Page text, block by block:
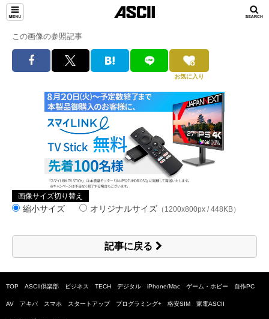
この画像の参照記事
お気に入り
画像サイズ切り替え
縮小サイズ オリジナルサイズ （1200x800px / 448KB）
記事に戻る
TOP ASCII倶楽部 ビジネス TECH デジタル iPhone/Mac ゲーム・ホビー 自作PC
AV アキバ スマホ スタートアップ プログラミング+ 格安SIM 家電ASCII